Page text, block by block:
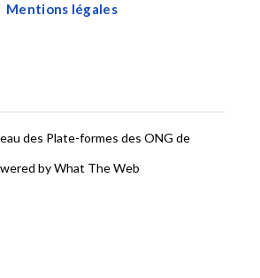
Mentions légales
des Plate-formes des ONG de
by What The Web